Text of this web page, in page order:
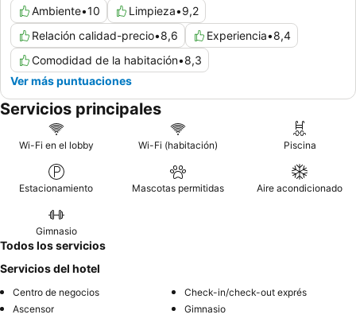
Ambiente•10 Limpieza•9,2
Relación calidad-precio•8,6 Experiencia•8,4
Comodidad de la habitación•8,3
Ver más puntuaciones
Servicios principales
Wi-Fi en el lobby Wi-Fi (habitación) Piscina
Estacionamiento Mascotas permitidas Aire acondicionado
Gimnasio
Todos los servicios
Servicios del hotel
Centro de negocios
Check-in/check-out exprés
Ascensor
Gimnasio